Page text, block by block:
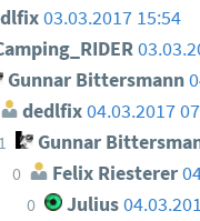
03.03.2017 15:54
Gunnar Bittersmann
dedlfix04.03.2017
1 Gunnar
0 Felix Riesterer
0 Julius